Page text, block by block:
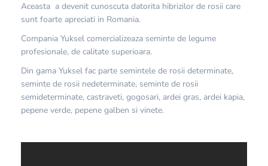
Aceasta a devenit cunoscuta datorita hibrizilor de rosii care
sunt foarte apreciati in Romania.
Compania Yuksel comercializeaza seminte de legume
profesionale, de calitate superioara.
Din gama Yuksel fac parte semintele de rosii determinate,
seminte de rosii nedeterminate, seminte de rosii
semideterminate, castraveti, gogosari, ardei gras, ardei kapia,
pepene verde, pepene galben si vinete.